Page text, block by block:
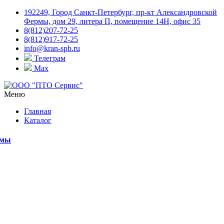
192249, Город Санкт-Петербург, пр-кт Александровской
Фермы, дом 29, литера П, помещение 14Н, офис 35
8(812)207-72-25
8(812)917-72-25
info@kran-spb.ru
Телеграм
Max
Меню
Главная
Каталог